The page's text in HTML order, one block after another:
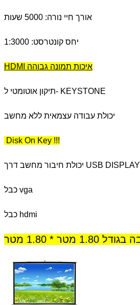
אורך חיי נורה: 5000 שעות
יחס קונטרסט: 1:3000
HDMI איכות תמונה גבוהה
תיקון אוטומטי ל- KEYSTONE
יכולת עבודה עצמאית ללא מחשב
Disk On Key !!!
יכולת חיבור מחשב דרך USB DISPLAY
כבל vga
כבל hdmi